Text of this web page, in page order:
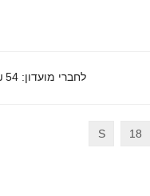
לחברי מועדון: 54 ₪
18
S